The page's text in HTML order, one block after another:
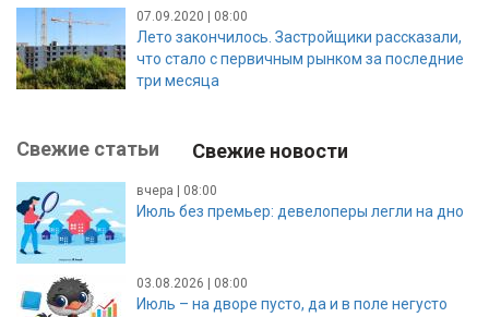
07.09.2020 | 08:00
Лето закончилось. Застройщики рассказали,
что стало с первичным рынком за последние
три месяца
Свежие статьи Свежие новости
вчера | 08:00
Июль без премьер: девелоперы легли на дно
03.08.2026 | 08:00
Июль – на дворе пусто, да и в поле негусто